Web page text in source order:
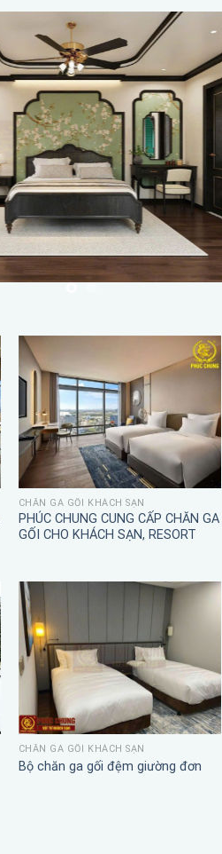
CHĂN GA GỐI KHÁCH SẠN
PHÚC CHUNG CUNG CẤP CHĂN GA
GỐI CHO KHÁCH SẠN, RESORT
CHĂN GA GỐI KHÁCH SẠN
Bộ chăn ga gối đệm giường đơn